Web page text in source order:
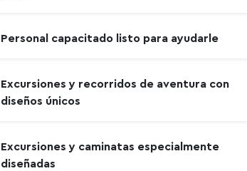
Personal capacitado listo para ayudarle
Excursiones y recorridos de aventura con
diseños únicos
Excursiones y caminatas especialmente
diseñadas